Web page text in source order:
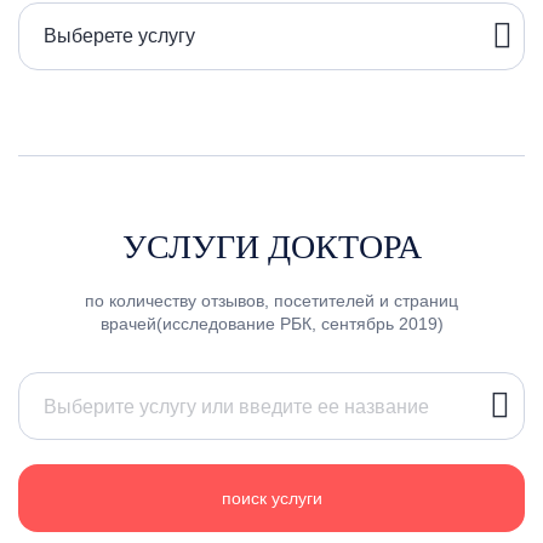
Выберете услугу
УСЛУГИ ДОКТОРА
по количеству отзывов, посетителей и страниц
врачей(исследование РБК, сентябрь 2019)
поиск услуги